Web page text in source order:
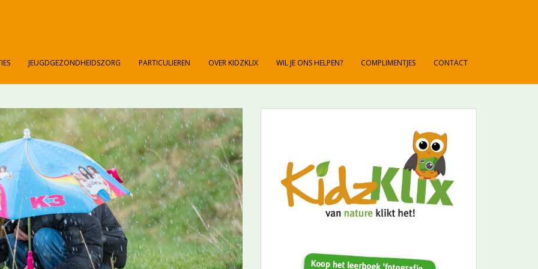
JEUGDGEZONDHEIDSZORG PARTICULIEREN OVER KIDZKLIX WIL JE ONS HELPEN? COMPLIMENTJES CONTACT